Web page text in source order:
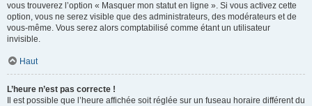
vous trouverez l’option « Masquer mon statut en ligne ». Si vous activez cette
option, vous ne serez visible que des administrateurs, des modérateurs et de
vous-même. Vous serez alors comptabilisé comme étant un utilisateur
invisible.
Haut
L’heure n’est pas correcte !
Il est possible que l’heure affichée soit réglée sur un fuseau horaire différent du